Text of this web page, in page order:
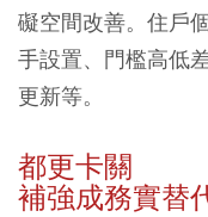
礙空間改善。住戶
手設置、門檻高低
更新等。
都更卡關
補強成務實替